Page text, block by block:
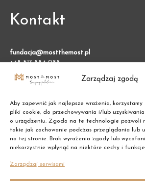
Zarządzaj zgodą
Aby zapewnić jak najlepsze wrażenia,
pliki cookie, do przechowywania i/lub
o urządzeniu. Zgoda na te technologie pozwoli
takie jak zachowanie podczas przeglądania lub
na tej stronie. Brak wyrażenia zgody lub
niekorzystnie wpłynąć na niektóre cechy i
Zarządzaj serwisami
Kontakt
fundacja@mostthemost.pl
+48 517 884 088
Fundacja Most the Most
00-801 Warszawa (BGK)
NIP: 7011002609